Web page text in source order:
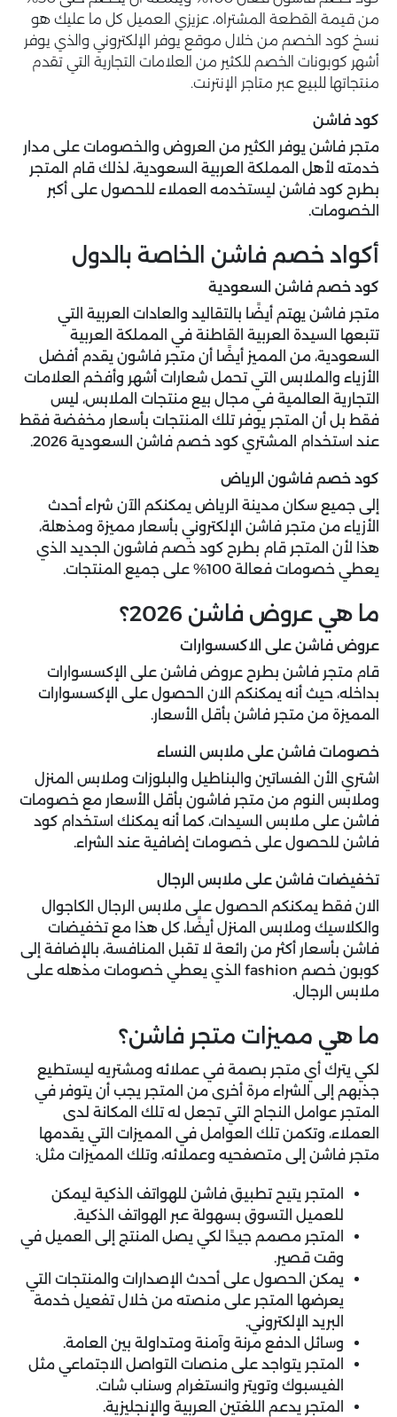
من قيمة القطعة المشتراه، عزيزي العميل كل ما عليك هو
نسخ كود الخصم من خلال موقع يوفر الإلكتروني والذي يوفر
أشهر كوبونات الخصم للكثير من العلامات التجارية التي تقدم
منتجاتها للبيع عبر متاجر الإنترنت.
كود فاشن
متجر فاشن يوفر الكثير من العروض والخصومات على مدار
خدمته لأهل المملكة العربية السعودية، لذلك قام المتجر
بطرح كود فاشن ليستخدمه العملاء للحصول على أكبر
الخصومات.
أكواد خصم فاشن الخاصة بالدول
كود خصم فاشن السعودية
متجر فاشن يهتم أيضًا بالتقاليد والعادات العربية التي
تتبعها السيدة العربية القاطنة في المملكة العربية
السعودية، من المميز أيضًا أن متجر فاشون يقدم أفضل
الأزياء والملابس التي تحمل شعارات أشهر وأفخم العلامات
التجارية العالمية في مجال بيع منتجات الملابس، ليس
فقط بل أن المتجر يوفر تلك المنتجات بأسعار مخفضة فقط
عند استخدام المشتري كود خصم فاشن السعودية 2026 .
كود خصم فاشون الرياض
إلى جميع سكان مدينة الرياض يمكنكم الآن شراء أحدث
الأزياء من متجر فاشن الإلكتروني بأسعار مميزة ومذهلة،
هذا لأن المتجر قام بطرح كود خصم فاشون الجديد الذي
يعطي خصومات فعالة 100% على جميع المنتجات.
ما هي عروض فاشن 2026؟
عروض فاشن على الاكسسوارات
قام متجر فاشن بطرح عروض فاشن على الإكسسوارات
بداخله، حيث أنه يمكنكم الان الحصول على الإكسسوارات
المميزة من متجر فاشن بأقل الأسعار.
خصومات فاشن على ملابس النساء
اشتري الأن الفساتين والبناطيل والبلوزات وملابس المنزل
وملابس النوم من متجر فاشون بأقل الأسعار مع خصومات
فاشن على ملابس السيدات، كما أنه يمكنك استخدام كود
فاشن للحصول على خصومات إضافية عند الشراء.
تخفيضات فاشن على ملابس الرجال
الان فقط يمكنكم الحصول على ملابس الرجال الكاجوال
والكلاسيك وملابس المنزل أيضًا، كل هذا مع تخفيضات
فاشن بأسعار أكثر من رائعة لا تقبل المنافسة، بالإضافة إلى
كوبون خصم fashion الذي يعطي خصومات مذهله على
ملابس الرجال.
ما هي مميزات متجر فاشن؟
لكي يترك أي متجر بصمة في عملائه ومشتريه ليستطيع
جذبهم إلى الشراء مرة أخرى من المتجر يجب أن يتوفر في
المتجر عوامل النجاح التي تجعل له تلك المكانة لدى
العملاء، وتكمن تلك العوامل في المميزات التي يقدمها
متجر فاشن إلى متصفحيه وعملائه، وتلك المميزات مثل:
المتجر يتيح تطبيق فاشن للهواتف الذكية ليمكن
للعميل التسوق بسهولة عبر الهواتف الذكية.
المتجر مصمم جيدًا لكي يصل المنتج إلى العميل في
وقت قصير.
يمكن الحصول على أحدث الإصدارات والمنتجات التي
يعرضها المتجر على منصته من خلال تفعيل خدمة
البريد الإلكتروني.
وسائل الدفع مرنة وآمنة ومتداولة بين العامة.
المتجر يتواجد على منصات التواصل الاجتماعي مثل
الفيسبوك وتويتر وانستغرام وسناب شات.
المتجر يدعم اللغتين العربية والإنجليزية.